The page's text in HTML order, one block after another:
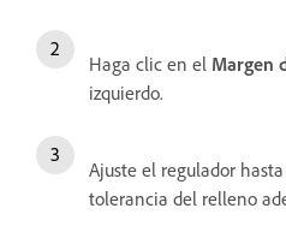
Haga clic en el Margen
izquierdo.
Ajuste el regulador
tolerancia del relleno